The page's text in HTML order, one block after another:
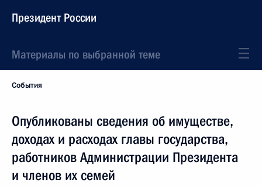
Президент России
Материалы по выбранной теме
События
Опубликованы сведения об имуществе,
доходах и расходах главы государства,
работников Администрации Президента
и членов их семей